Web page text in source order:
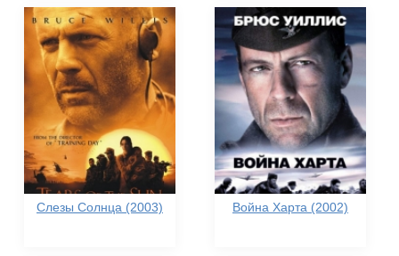
Слезы Солнца (2003) Война Харта (2002)